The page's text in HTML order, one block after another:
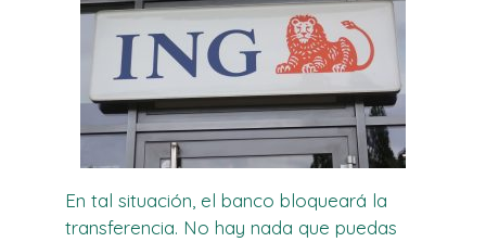
En tal situación, el banco bloqueará la
transferencia. No hay nada que puedas